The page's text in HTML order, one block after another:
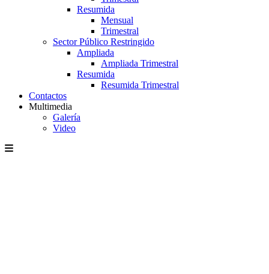
Resumida
Mensual
Trimestral
Sector Público Restringido
Ampliada
Ampliada Trimestral
Resumida
Resumida Trimestral
Contactos
Multimedia
Galería
Video